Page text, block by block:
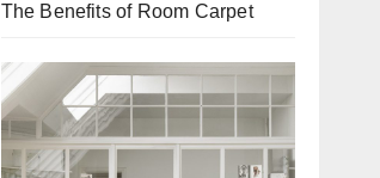
The Benefits of Room Carpet